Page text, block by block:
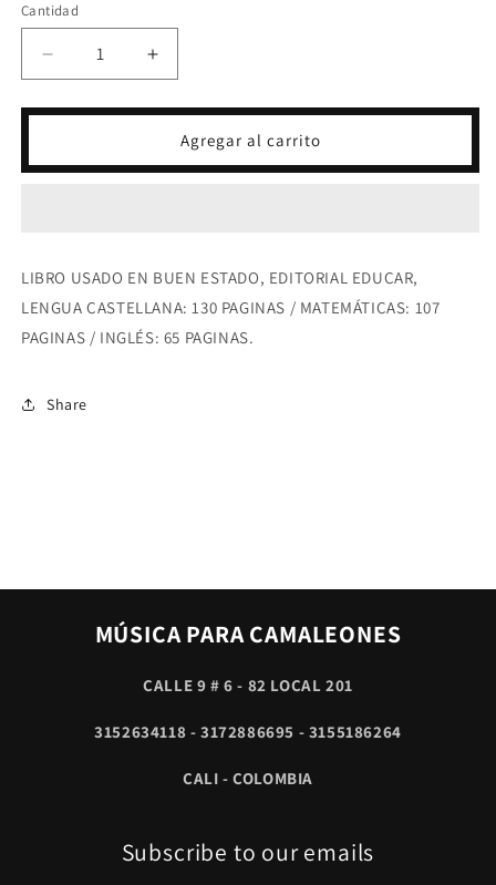
Cantidad
Reducir
cantidad
para
3
-
-
INGLÉS
Aumentar
cantidad
para
INTEGRADO
EDUCAR
3
-
-
INGLÉS
Agregar al carrito
LIBRO USADO EN BUEN ESTADO, EDITORIAL EDUCAR,
LENGUA CASTELLANA: 130 PAGINAS / MATEMÁTICAS: 107
PAGINAS / INGLÉS: 65 PAGINAS.
Share
MÚSICA PARA CAMALEONES
CALLE 9 # 6 - 82 LOCAL 201
3152634118 - 3172886695 - 3155186264
CALI - COLOMBIA
Subscribe to our emails